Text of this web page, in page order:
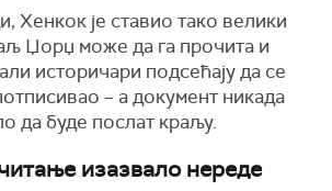
Хенкок је ставио тако велики
Џорџ може да га прочита и
историчари подсећају да се
– а документ никада
да буде послат краљу.
изазвало нереде